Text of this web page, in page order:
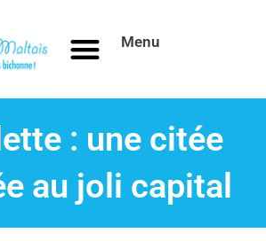
Menu
: une citée
au joli capital